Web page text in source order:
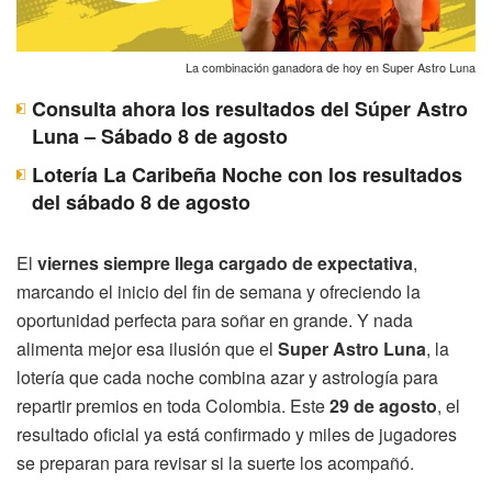
La combinación ganadora de hoy en Super Astro Luna
Consulta ahora los resultados del Súper Astro
Luna – Sábado 8 de agosto
Lotería La Caribeña Noche con los resultados
del sábado 8 de agosto
El viernes siempre llega cargado de expectativa,
marcando el inicio del fin de semana y ofreciendo la
oportunidad perfecta para soñar en grande. Y nada
alimenta mejor esa ilusión que el Super Astro Luna, la
lotería que cada noche combina azar y astrología para
repartir premios en toda Colombia. Este29 de agosto, el
resultado oficial ya está confirmado y miles de jugadores
se preparan para revisar si la suerte los acompañó.